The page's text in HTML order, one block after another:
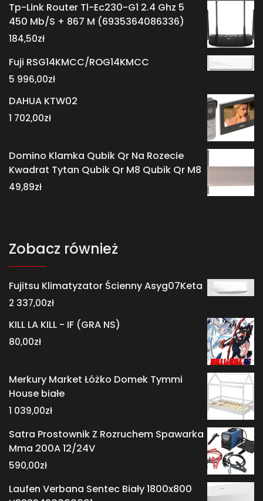
Tp-Link Router Tl-Ec230-G1 2.4 Ghz 5
450 Mb/S + 867 M (6935364086336)
184,50zł
Fuji RSG14KMCC/ROG14KMCC
5 996,00zł
DAHUA KTW02
1 702,00zł
Domino Klamka Qubik Qr Na Rozecie
Kwadrat Tytan Qubik Qr M8 Qubik Qr M8
49,89zł
Zobacz również
Fujitsu Klimatyzator Ścienny Asyg07Keta
2 337,00zł
KILL LA KILL - IF (GRA NS)
80,00zł
Merkury Market Łóżko Domek Tymmi
House białe
1 039,00zł
Satra Prostownik Z Rozruchem Spawarka
Mma 200A 12/24V
590,00zł
Laufen Verbana Sentec Biały 1800x800